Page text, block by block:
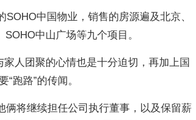
中国物业，销售的房源遍及北京、
中山广场等九个项目。
人团聚的心情也是十分迫切，再加上国
跑路”的传闻。
俩将继续担任公司执行董事，以及保留薪